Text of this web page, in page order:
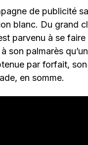
de publicité
blanc. Du grand
parvenu à se
son palmarès
par forfait, son
en somme.